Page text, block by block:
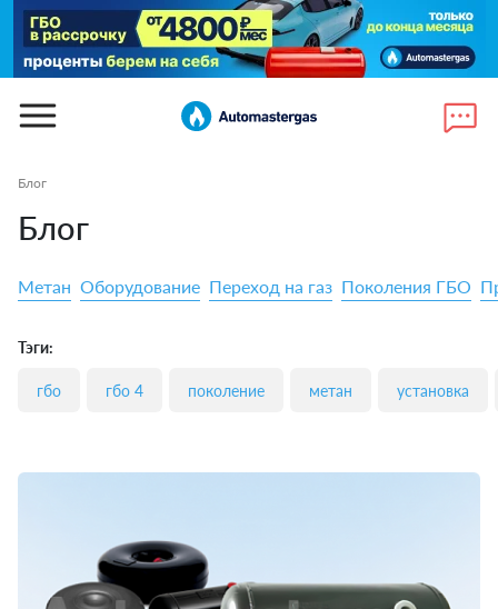
Блог
Блог
Метан Оборудование Переход на газ Поколения ГБО
Тэги:
гбо гбо 4 поколение метан установка